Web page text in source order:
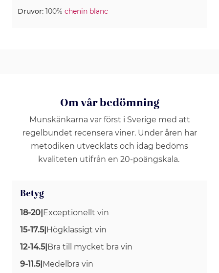
Druvor: 100% chenin blanc
Om vår bedömning
Munskänkarna var först i Sverige med att
regelbundet recensera viner. Under åren har
metodiken utvecklats och idag bedöms
kvaliteten utifrån en 20-poängskala.
Betyg
18-20|Exceptionellt vin
15-17.5|Högklassigt vin
12-14.5|Bra till mycket bra vin
9-11.5|Medelbra vin